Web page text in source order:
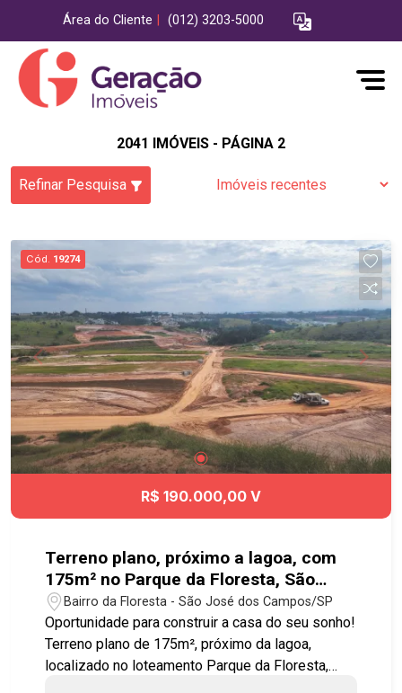
Área do Cliente (012) 3203-5000
2041 IMÓVEIS - PÁGINA 2
Refinar Pesquisa
Cód. 19274
R$ 190.000,00 V
Terreno plano, próximo a lagoa, com
175m² no Parque da Floresta, São
José dos Campos - SP
Bairro da Floresta - São José dos Campos/SP
Oportunidade para construir a casa do seu sonho!
Terreno plano de 175m², próximo da lagoa,
localizado no loteamento Parque da Floresta,